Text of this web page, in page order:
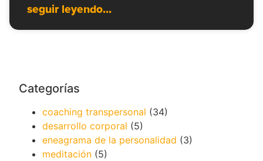
seguir leyendo...
Categorías
coaching transpersonal (34)
desarrollo corporal (5)
eneagrama de la personalidad (3)
meditación (5)